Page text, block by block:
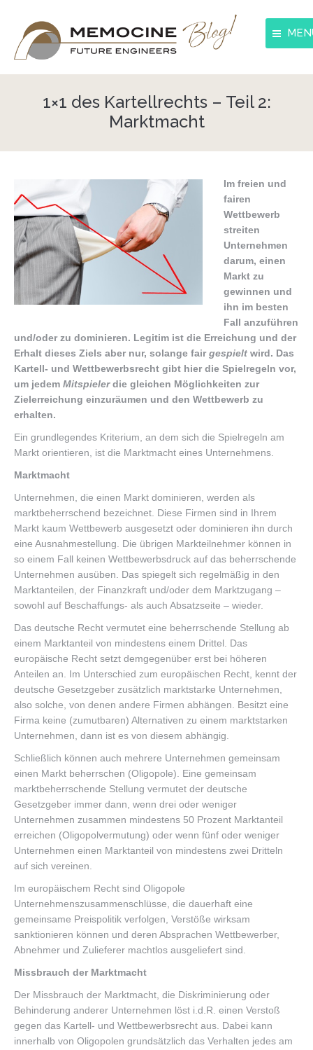
Innovation
Interkulturelles
1×1 des Kartellrechts – Teil 2:
Marktmacht
Im freien und
fairen
Wettbewerb
streiten
Unternehmen
darum, einen
Markt zu
gewinnen und
ihn im besten
Fall anzuführen
und/oder zu dominieren. Legitim ist die Erreichung und der
Erhalt dieses Ziels aber nur, solange fairgespielt wird. Das
Kartell- und Wettbewerbsrecht gibt hier die Spielregeln vor,
um jedem Mitspielerdie gleichen Möglichkeiten zur
Zielerreichung einzuräumen und den Wettbewerb zu
erhalten.
Ein grundlegendes Kriterium, an dem sich die Spielregeln am
Markt orientieren, ist die Marktmacht eines Unternehmens.
Marktmacht
Unternehmen, die einen Markt dominieren, werden als
marktbeherrschend bezeichnet. Diese Firmen sind in Ihrem
Markt kaum Wettbewerb ausgesetzt oder dominieren ihn durch
eine Ausnahmestellung. Die übrigen Markteilnehmer können in
so einem Fall keinen Wettbewerbsdruck auf das beherrschende
Unternehmen ausüben. Das spiegelt sich regelmäßig in den
Marktanteilen, der Finanzkraft und/oder dem Marktzugang –
sowohl auf Beschaffungs- als auch Absatzseite – wieder.
Das deutsche Recht vermutet eine beherrschende Stellung ab
einem Marktanteil von mindestens einem Drittel. Das
europäische Recht setzt demgegenüber erst bei höheren
Anteilen an. Im Unterschied zum europäischen Recht, kennt der
deutsche Gesetzgeber zusätzlich marktstarke Unternehmen,
also solche, von denen andere Firmen abhängen. Besitzt eine
Firma keine (zumutbaren) Alternativen zu einem marktstarken
Unternehmen, dann ist es von diesem abhängig.
Schließlich können auch mehrere Unternehmen gemeinsam
einen Markt beherrschen (Oligopole). Eine gemeinsam
marktbeherrschende Stellung vermutet der deutsche
Gesetzgeber immer dann, wenn drei oder weniger
Unternehmen zusammen mindestens 50 Prozent Marktanteil
erreichen (Oligopolvermutung) oder wenn fünf oder weniger
Unternehmen einen Marktanteil von mindestens zwei Dritteln
auf sich vereinen.
Im europäischem Recht sind Oligopole
Unternehmenszusammenschlüsse, die dauerhaft eine
gemeinsame Preispolitik verfolgen, Verstöße wirksam
sanktionieren können und deren Absprachen Wettbewerber,
Abnehmer und Zulieferer machtlos ausgeliefert sind.
Missbrauch der Marktmacht
Der Missbrauch der Marktmacht, die Diskriminierung oder
Behinderung anderer Unternehmen löst i.d.R. einen Verstoß
gegen das Kartell- und Wettbewerbsrecht aus. Dabei kann
innerhalb von Oligopolen grundsätzlich das Verhalten jedes am